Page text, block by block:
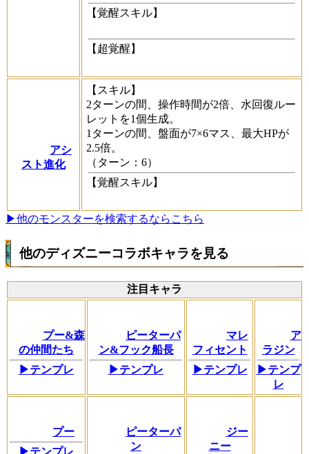
【覚醒スキル】
【超覚醒】
アシ
スト進化
【スキル】
2ターンの間、操作時間が2倍、水回復ルー
レットを1個生成。
1ターンの間、盤面が7×6マス、最大HPが
2.5倍。
（ターン：6）
【覚醒スキル】
▶他のモンスターを検索するならこちら
他のディズニーコラボキャラを見る
注目キャラ
プー&森
の仲間たち
▶テンプレ
ピーターパ
ン&フック船長
▶テンプレ
マレ
フィセント
▶テンプレ
ア
ラジン
▶テンプ
レ
プー
ピーターパ
ン
ジー
ニー